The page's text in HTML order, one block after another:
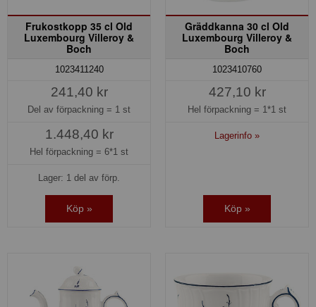
Frukostkopp 35 cl Old
Luxembourg Villeroy &
Boch
1023411240
241,40 kr
Del av förpackning = 1 st
1.448,40 kr
Hel förpackning = 6*1 st
Lager: 1 del av förp.
Köp »
Gräddkanna 30 cl Old
Luxembourg Villeroy &
Boch
1023410760
427,10 kr
Hel förpackning = 1*1 st
Lagerinfo »
Köp »